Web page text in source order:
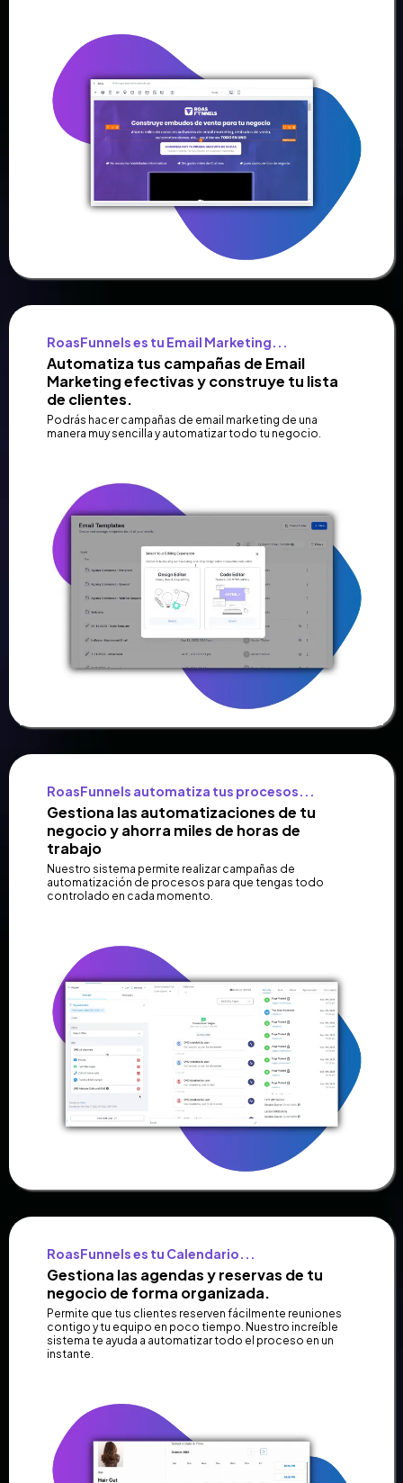
RoasFunnels es tu Email Marketing...
Automatiza tus campañas de Email
Marketing efectivas y construye tu lista
de clientes.
Podrás hacer campañas de email marketing de una
manera muy sencilla y automatizar todo tu negocio.
RoasFunnels automatiza tus procesos...
Gestiona las automatizaciones de tu
negocio y ahorra miles de horas de
trabajo
Nuestro sistema permite realizar campañas de
automatización de procesos para que tengas todo
controlado en cada momento.
RoasFunnels es tu Calendario...
Gestiona las agendas y reservas de tu
negocio de forma organizada.
Permite que tus clientes reserven fácilmente reuniones
contigo y tu equipo en poco tiempo. Nuestro increíble
sistema te ayuda a automatizar todo el proceso en un
instante.